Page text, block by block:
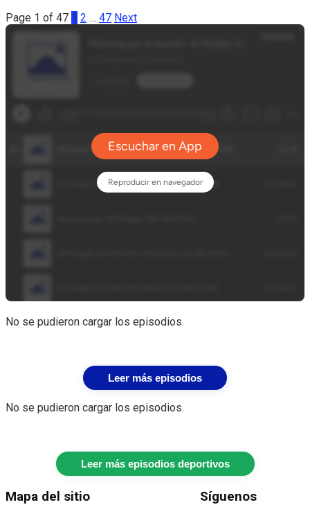
Page 1 of 47 1 2 … 47 Next
No se pudieron cargar los episodios.
Leer más episodios
No se pudieron cargar los episodios.
Leer más episodios deportivos
Mapa del sitio Síguenos